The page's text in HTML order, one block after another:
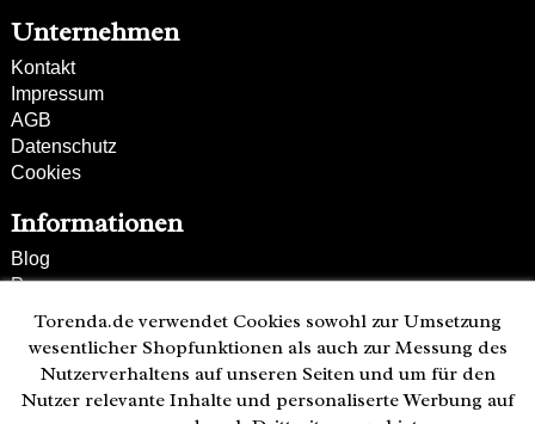
Unternehmen
Kontakt
Impressum
AGB
Datenschutz
Cookies
Informationen
Blog
Presse
Partner
Versand und Zahlung
Bestellung wiederrufen
Kunden-Hotline
Torenda.de verwendet Cookies sowohl zur Umsetzung
wesentlicher Shopfunktionen als auch zur Messung des
Nutzerverhaltens auf unseren Seiten und um für den
Nutzer relevante Inhalte und personaliserte Werbung auf